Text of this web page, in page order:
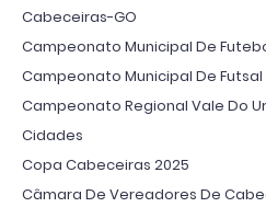
Cabeceiras-GO
Campeonato Municipal De
Campeonato Municipal De Futsal
Campeonato Regional Vale Do
Cidades
Copa Cabeceiras 2025
Câmara De Vereadores De